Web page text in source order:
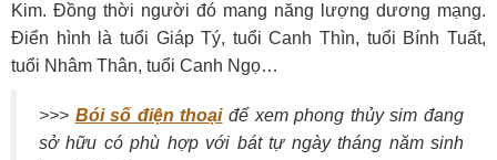
Kim. Đồng thời người đó mang năng lượng dương mạng.
Điển hình là tuổi Giáp Tý, tuổi Canh Thìn, tuổi Bính Tuất,
tuổi Nhâm Thân, tuổi Canh Ngọ…
>>> Bói số điện thoạiđể xem phong thủy sim đang
sở hữu có phù hợp với bát tự ngày tháng năm sinh